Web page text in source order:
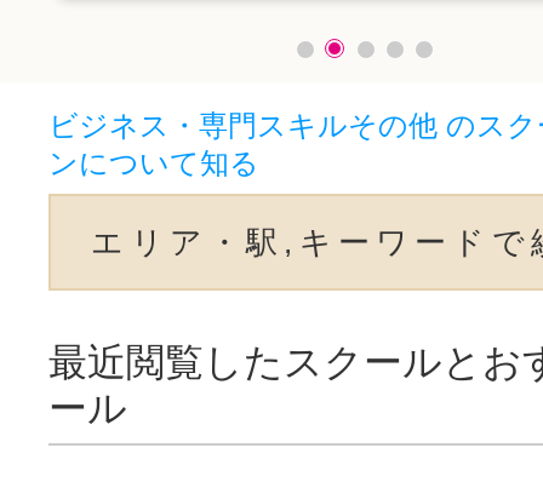
ビジネス・専門スキルその他 のス
ンについて知る
エリア・駅,キーワードで
最近閲覧したスクールとお
ール